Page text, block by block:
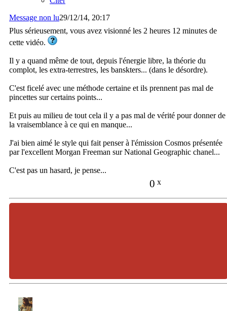
Message non lu29/12/14, 20:17
Plus sérieusement, vous avez visionné les 2 heures 12 minutes de
cette vidéo.
Il y a quand même de tout, depuis l'énergie libre, la théorie du
complot, les extra-terrestres, les banskters... (dans le désordre).
C'est ficelé avec une méthode certaine et ils prennent pas mal de
pincettes sur certains points...
Et puis au milieu de tout cela il y a pas mal de vérité pour donner de
la vraisemblance à ce qui en manque...
J'ai bien aimé le style qui fait penser à l'émission Cosmos présentée
par l'excellent Morgan Freeman sur National Geographic chanel...
C'est pas un hasard, je pense...
0 x